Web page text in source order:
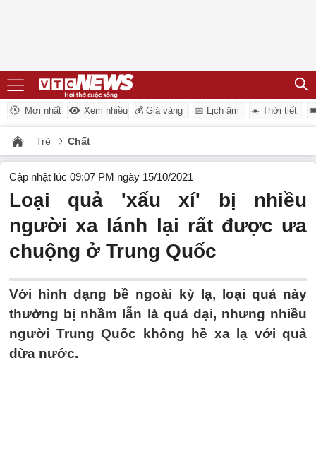
Mới nhất Xem nhiều 💰 Giá vàng 📅 Lịch âm ☀️ Thời tiết
Trẻ Chất
Cập nhật lúc 09:07 PM ngày 15/10/2021
Loại quả 'xấu xí' bị nhiều
người xa lánh lại rất được ưa
chuộng ở Trung Quốc
Với hình dạng bề ngoài kỳ lạ, loại quả này
thường bị nhầm lẫn là quả dại, nhưng nhiều
người Trung Quốc không hề xa lạ với quả
dừa nước.